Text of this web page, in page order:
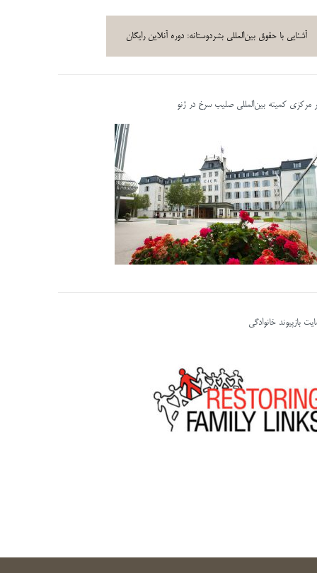
آشنایی با حقوق بین‌المللی بشردوستانه: دوره آنلاین رایگان
مرکزی کمیته بین‌المللی صلیب سرخ در ژنو
بازپیوند خانوادگی